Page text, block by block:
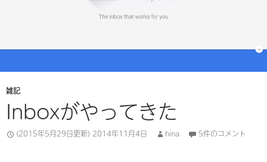
プ
雑記
Inboxがやってきた
(2015年5月29日更新) 2014年11月4日 hina 5件のコメント